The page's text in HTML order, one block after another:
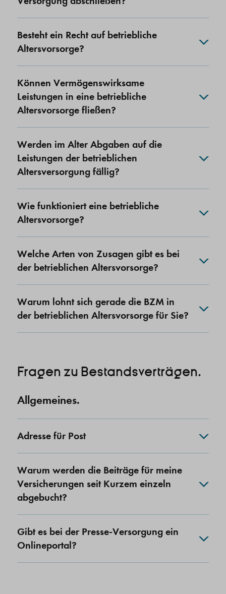
Besteht ein Recht auf betriebliche
Altersvorsorge?
Können Vermögenswirksame
Leistungen in eine betriebliche
Altersvorsorge fließen?
Werden im Alter Abgaben auf die
Leistungen der betrieblichen
Altersversorgung fällig?
Wie funktioniert eine betriebliche
Altersvorsorge?
Welche Arten von Zusagen gibt es bei
der betrieblichen Altersvorsorge?
Warum lohnt sich gerade die BZM in
der betrieblichen Altersvorsorge für Sie?
Fragen zu Bestandsverträgen.
Allgemeines.
Adresse für Post
Warum werden die Beiträge für meine
Versicherungen seit Kurzem einzeln
abgebucht?
Gibt es bei der Presse-Versorgung ein
Onlineportal?